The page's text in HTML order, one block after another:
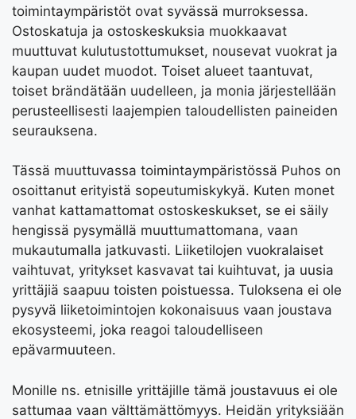
toimintaympäristöt ovat syvässä murroksessa.
Ostoskatuja ja ostoskeskuksia muokkaavat
muuttuvat kulutustottumukset, nousevat vuokrat ja
kaupan uudet muodot. Toiset alueet taantuvat,
toiset brändätään uudelleen, ja monia järjestellään
perusteellisesti laajempien taloudellisten paineiden
seurauksena.
Tässä muuttuvassa toimintaympäristössä Puhos on
osoittanut erityistä sopeutumiskykyä. Kuten monet
vanhat kattamattomat ostoskeskukset, se ei säily
hengissä pysymällä muuttumattomana, vaan
mukautumalla jatkuvasti. Liiketilojen vuokralaiset
vaihtuvat, yritykset kasvavat tai kuihtuvat, ja uusia
yrittäjiä saapuu toisten poistuessa. Tuloksena ei ole
pysyvä liiketoimintojen kokonaisuus vaan joustava
ekosysteemi, joka reagoi taloudelliseen
epävarmuuteen.
Monille ns. etnisille yrittäjille tämä joustavuus ei ole
sattumaa vaan välttämättömyys. Heidän yrityksiään